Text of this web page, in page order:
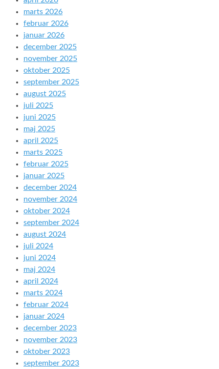
marts 2026
februar 2026
januar 2026
december 2025
november 2025
oktober 2025
september 2025
august 2025
juli 2025
juni 2025
maj 2025
april 2025
marts 2025
februar 2025
januar 2025
december 2024
november 2024
oktober 2024
september 2024
august 2024
juli 2024
juni 2024
maj 2024
april 2024
marts 2024
februar 2024
januar 2024
december 2023
november 2023
oktober 2023
september 2023